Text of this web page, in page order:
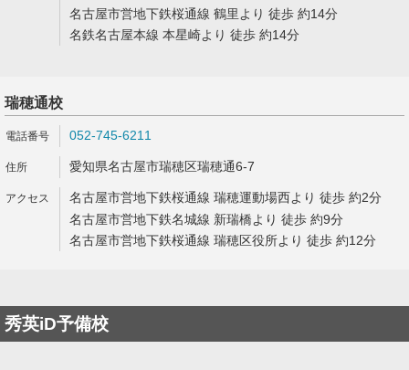
名古屋市営地下鉄桜通線 鶴里より 徒歩 約14分
名鉄名古屋本線 本星崎より 徒歩 約14分
瑞穂通校
052-745-6211
愛知県名古屋市瑞穂区瑞穂通6-7
名古屋市営地下鉄桜通線 瑞穂運動場西より 徒歩 約2分
名古屋市営地下鉄名城線 新瑞橋より 徒歩 約9分
名古屋市営地下鉄桜通線 瑞穂区役所より 徒歩 約12分
秀英iD予備校